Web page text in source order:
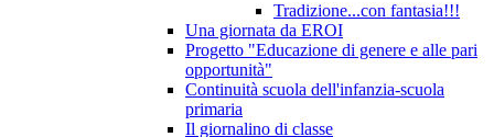
Tradizione...con fantasia!!!
Una giornata da EROI
Progetto "Educazione di genere e alle pari
opportunità"
Continuità scuola dell'infanzia-scuola
primaria
Il giornalino di classe